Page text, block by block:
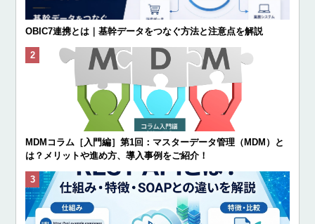
OBIC7連携とは｜基幹データをつなぐ方法と注意点を解説
MDMコラム［入門編］第1回：マスターデータ管理（MDM）と
は？メリットや進め方、導入事例をご紹介！